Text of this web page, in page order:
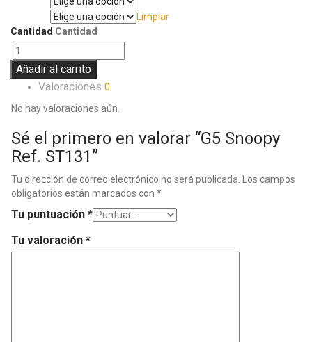
Limpiar
Cantidad Cantidad
Añadir al carrito
Valoraciones 0
No hay valoraciones aún.
Sé el primero en valorar “G5 Snoopy
Ref. ST131”
Tu dirección de correo electrónico no será publicada. Los campos
obligatorios están marcados con *
Tu puntuación *
Tu valoración *